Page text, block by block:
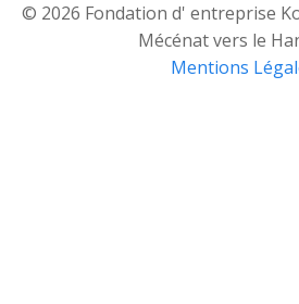
© 2026 Fondation d' entreprise
Mécénat vers le
Mentions